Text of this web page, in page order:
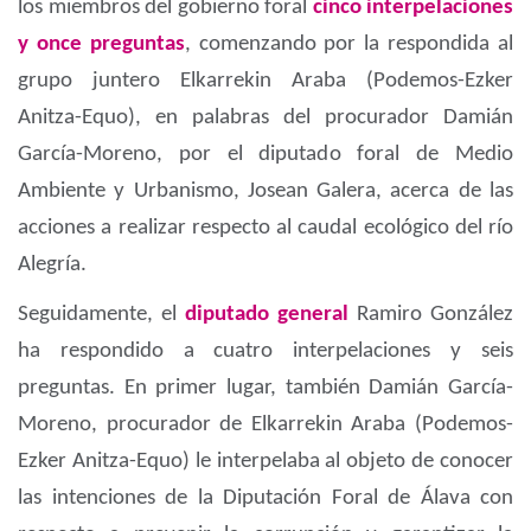
los miembros del gobierno foral cinco interpelaciones
y once preguntas, comenzando por la respondida al
grupo juntero Elkarrekin Araba (Podemos-Ezker
Anitza-Equo), en palabras del procurador Damián
García-Moreno, por el diputado foral de Medio
Ambiente y Urbanismo, Josean Galera, acerca de las
acciones a realizar respecto al caudal ecológico del río
Alegría.
Seguidamente, el diputado general Ramiro González
ha respondido a cuatro interpelaciones y seis
preguntas. En primer lugar, también Damián García-
Moreno, procurador de Elkarrekin Araba (Podemos-
Ezker Anitza-Equo) le interpelaba al objeto de conocer
las intenciones de la Diputación Foral de Álava con